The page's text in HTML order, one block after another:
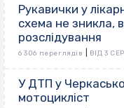
Рукавички у
схема не зникла,
розслідування
6 306 переглядів ВІД 3
У ДТП у
мотоцикліст